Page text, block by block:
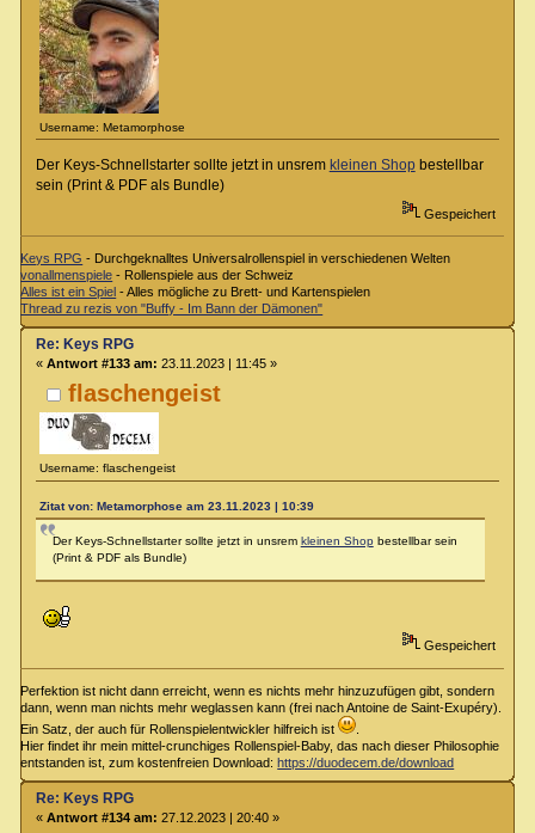
Username: Metamorphose
Der Keys-Schnellstarter sollte jetzt in unsrem kleinen Shopbestellbar
sein (Print & PDF als Bundle)
Gespeichert
Keys RPG - Durchgeknalltes Universalrollenspiel in verschiedenen Welten
vonallmenspiele - Rollenspiele aus der Schweiz
Alles ist ein Spiel - Alles mögliche zu Brett- und Kartenspielen
Thread zu rezis von "Buffy - Im Bann der Dämonen"
flaschengeist
Username: flaschengeist
Re: Keys RPG
« Antwort #133 am: 23.11.2023 | 11:45 »
Zitat von: Metamorphose am 23.11.2023 | 10:39
Der Keys-Schnellstarter sollte jetzt in unsrem kleinen Shopbestellbar sein
(Print & PDF als Bundle)
Gespeichert
Perfektion ist nicht dann erreicht, wenn es nichts mehr hinzuzufügen gibt, sondern
dann, wenn man nichts mehr weglassen kann (frei nach Antoine de Saint-Exupéry).
Ein Satz, der auch für Rollenspielentwickler hilfreich ist
Hier findet ihr mein mittel-crunchiges Rollenspiel-Baby, das nach dieser Philosophie
entstanden ist, zum kostenfreien Download:https://duodecem.de/download
Re: Keys RPG
« Antwort #134 am: 27.12.2023 | 20:40 »